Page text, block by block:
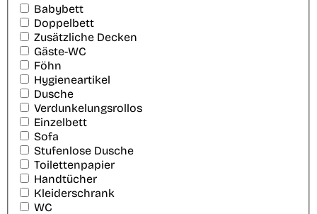
Babybett
Doppelbett
Zusätzliche Decken
Gäste-WC
Föhn
Hygieneartikel
Dusche
Verdunkelungsrollos
Einzelbett
Sofa
Stufenlose Dusche
Toilettenpapier
Handtücher
Kleiderschrank
WC